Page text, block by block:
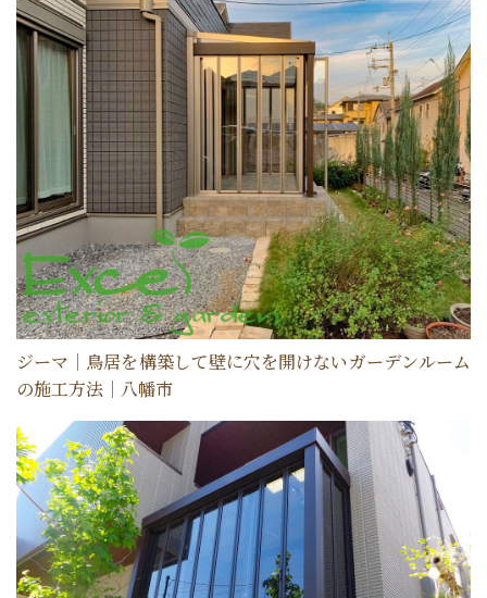
ジーマ｜鳥居を構築して壁に穴を開けないガーデンルーム
の施工方法｜八幡市